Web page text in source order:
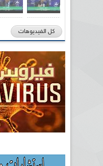
كل الفيديوهات